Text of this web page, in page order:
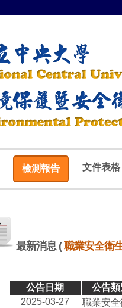
檢測報告 文件表格
最新消息 (職業安全衛
公告日期
公告
2025-03-27
職業安